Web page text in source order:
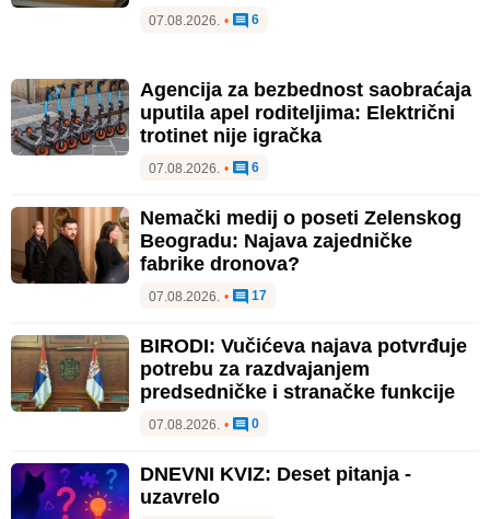
07.08.2026. • 6
Agencija za bezbednost saobraćaja
uputila apel roditeljima: Električni
trotinet nije igračka
07.08.2026. • 6
Nemački medij o poseti Zelenskog
Beogradu: Najava zajedničke
fabrike dronova?
07.08.2026. • 17
BIRODI: Vučićeva najava potvrđuje
potrebu za razdvajanjem
predsedničke i stranačke funkcije
07.08.2026. • 0
DNEVNI KVIZ: Deset pitanja -
uzavrelo